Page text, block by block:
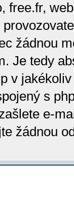
free.fr,
žádnou
Je tedy
v
s
e-
žádnou